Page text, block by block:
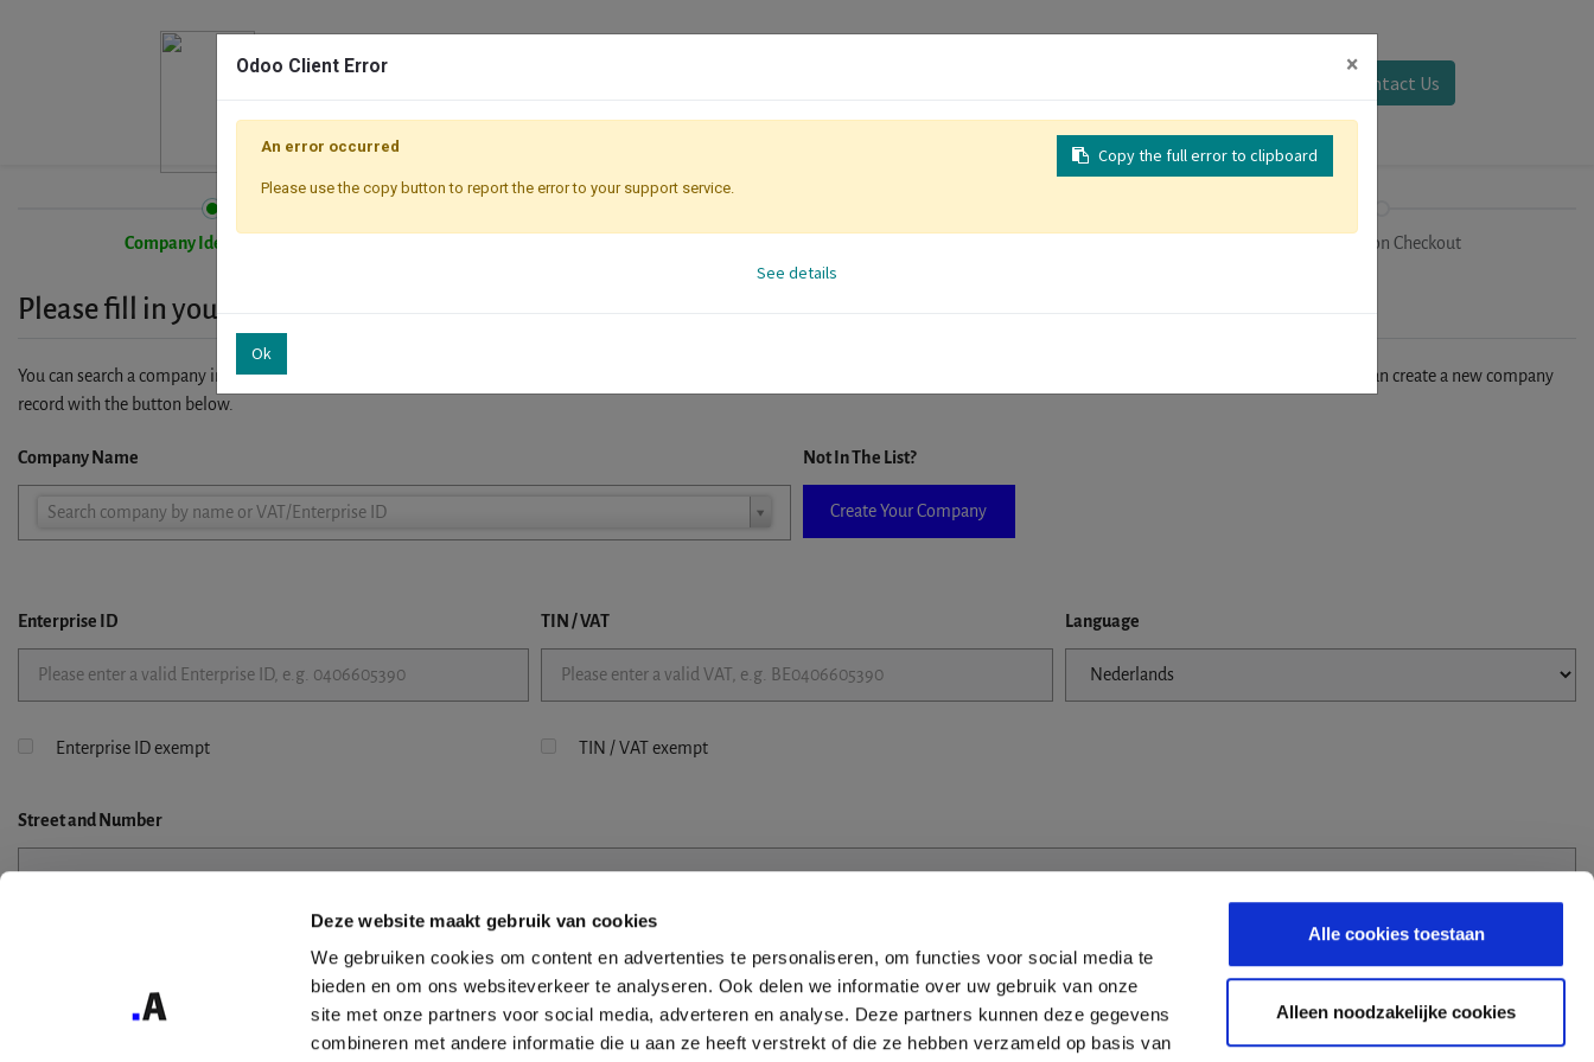
Deze website maakt gebruik van cookies
We gebruiken cookies om content en advertenties te personaliseren, om functies voor social media te
bieden en om ons websiteverkeer te analyseren. Ook delen we informatie over uw gebruik van onze
site met onze partners voor social media, adverteren en analyse. Deze partners kunnen deze gegevens
combineren met andere informatie die u aan ze heeft verstrekt of die ze hebben verzameld op basis van
Alle cookies toestaan
Alleen noodzakelijke cookies
Contact Us
Company Identification Registration Checkout
Please fill in your company details
You can search a company in our database by name, VAT or enterprise ID. When a company is selected it will auto-complete the form. If you don't find your company in our database, you can create a new company
record with the button below.
Company Name
Search company by name or VAT/Enterprise ID
Company
Not In The List?
Create Your Company
Enterprise ID TIN / VAT Language
Enterprise ID exempt TIN / VAT exempt
Streetand Number
Odoo Client Error ×
Copy the full error to clipboard
An error occurred
Please use the copy button to report the error to your support service.
See details
Ok